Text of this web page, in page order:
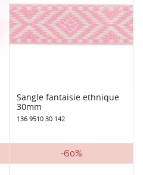
Sangle fantaisie ethnique
30mm
136 9510 30 142
-60%